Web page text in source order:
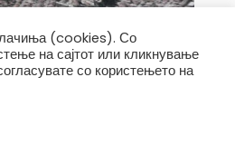
(cookies). Со
на сајтот или кликнување
со користењето на